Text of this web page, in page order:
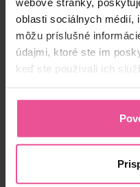
oblasti sociálnych médií,
môžu príslušné
údajmi, ktoré ste im
keď ste používali ich